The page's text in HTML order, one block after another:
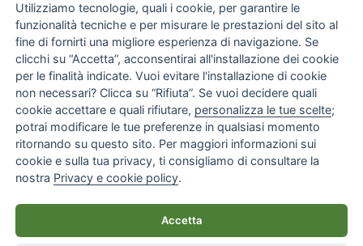
CHI SIAMO
Associazione
Atto costitutivo
Report annuale
Staff
ATTIVITÀ
News & Eventi
Progetti
Rassegna stampa
Gallery
INFO UTILI
Normative & Documenti
Donazioni
Link
Contatti
Utilizziamo tecnologie, quali i cookie, per garantire le
funzionalità tecniche e per misurare le prestazioni del sito al
fine di fornirti una migliore esperienza di navigazione. Se
clicchi su “Accetta”, acconsentirai all'installazione dei cookie
per le finalità indicate. Vuoi evitare l'installazione di cookie
non necessari? Clicca su “Rifiuta”. Se vuoi decidere quali
cookie accettare e quali rifiutare, personalizza le tue scelte;
potrai modificare le tue preferenze in qualsiasi momento
ritornando su questo sito. Per maggiori informazioni sui
cookie e sulla tua privacy, ti consigliamo di consultare la
nostra Privacy e cookie policy.
Accetta